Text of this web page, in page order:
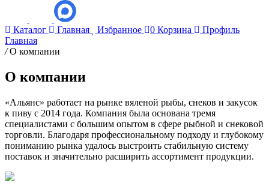
Каталог Главная Избранное 0 Корзина
Профиль
Главная
/ О компании
О компании
«Альянс» работает на рынке вяленой рыбы, снеков и закусок
к пиву с 2014 года. Компания была основана тремя
специалистами с большим опытом в сфере рыбной и снековой
торговли. Благодаря профессиональному подходу и глубокому
пониманию рынка удалось выстроить стабильную систему
поставок и значительно расширить ассортимент продукции.